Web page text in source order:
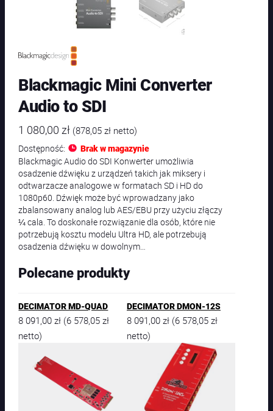
Blackmagic Mini Converter
Audio to SDI
1 080,00 zł (878,05zł netto)
Dostępność:
Brak w magazynie
Blackmagic Audio do SDI Konwerter umożliwia
osadzenie dźwięku z urządzeń takich jak miksery i
odtwarzacze analogowe w formatach SD i HD do
1080p60. Dźwięk może być wprowadzany jako
zbalansowany analog lub AES/EBU przy użyciu złączy
¼ cala. To doskonałe rozwiązanie dla osób, które nie
potrzebują kosztu modelu Ultra HD, ale potrzebują
osadzenia dźwięku w dowolnym…
Polecane produkty
DECIMATOR MD-QUAD
8 091,00zł (6 578,05zł
netto)
DECIMATOR DMON-12S
8 091,00 zł (6 578,05 zł
netto)